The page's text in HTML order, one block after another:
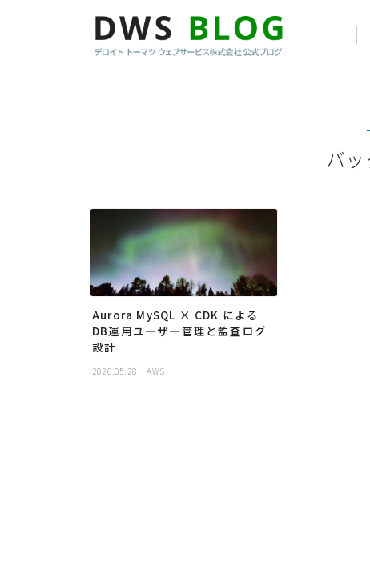
バ
Aurora MySQL × CDK による
DB運用ユーザー管理と監査ログ
設計
2026.05.28 AWS